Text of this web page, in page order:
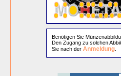
Benötigen Sie
Den Zugang zu solchen
Sie nach der Anmeldung.